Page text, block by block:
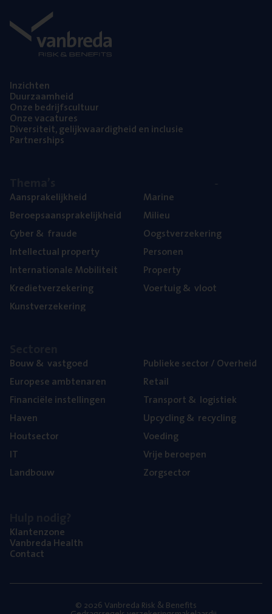
Inzich­ten
Duur­zaam­heid
Onze bedrijfs­cul­tuur
Onze vaca­tu­res
Diver­si­teit, gelijk­waar­dig­heid en inclusie
Part­ner­ships
Aan­spra­ke­lijk­heid
Beroeps­aan­spra­ke­lijk­heid
Cyber& fraude
Intel­lec­tu­al property
Inter­na­ti­o­na­le Mobiliteit
Kre­diet­ver­ze­ke­ring
Kunst­ver­ze­ke­ring
Mari­ne
Mili­eu
Oogst­ver­ze­ke­ring
Per­so­nen
Pro­per­ty
Voer­tuig& vloot
Bouw& vastgoed
Euro­pe­se ambtenaren
Finan­ci­ë­le instellingen
Haven
Hout­sec­tor
IT
Land­bouw
Publie­ke sec­tor / Overheid
Retail
Trans­port& logistiek
Upcy­cling& recycling
Voe­ding
Vrije beroe­pen
Zorg­sec­tor
Klan­ten­zo­ne
Van­b­re­da Health
Con­tact
© 2026 Vanbreda Risk & Benefits